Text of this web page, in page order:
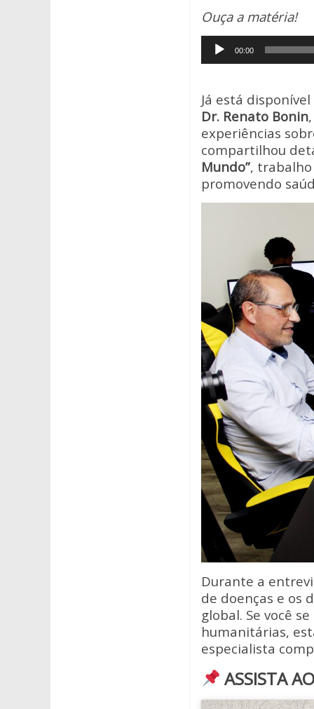
at
s
A
p
p
e
b
o
o
k
itt
er
Ouça a matéria!
Tocador
de
00:00
Já está
Dr. Renato Bonin
experiências
compartilhou
Mundo”,
promovendo
Durante a
de doenças e os
global. Se você
humanitárias,
especialista
ASSISTA